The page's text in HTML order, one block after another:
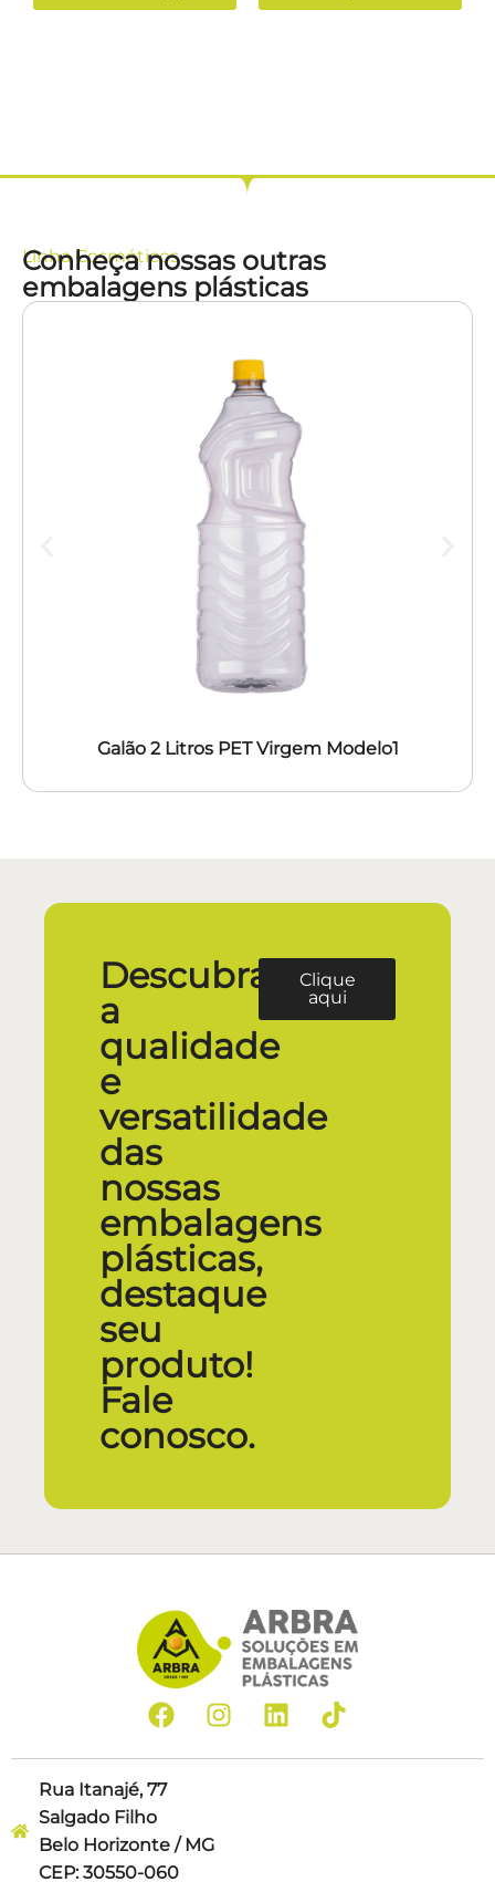
LinhaCosméticos
Conheça nossas outras
embalagens plásticas
Galão 2 Litros PET Virgem Modelo1
Descubra
a
qualidade
e
versatilidade
das
nossas
embalagens
plásticas,
destaque
seu
produto!
Fale
conosco.
Clique
aqui
Rua Itanajé, 77
Salgado Filho
Belo Horizonte / MG
CEP: 30550-060